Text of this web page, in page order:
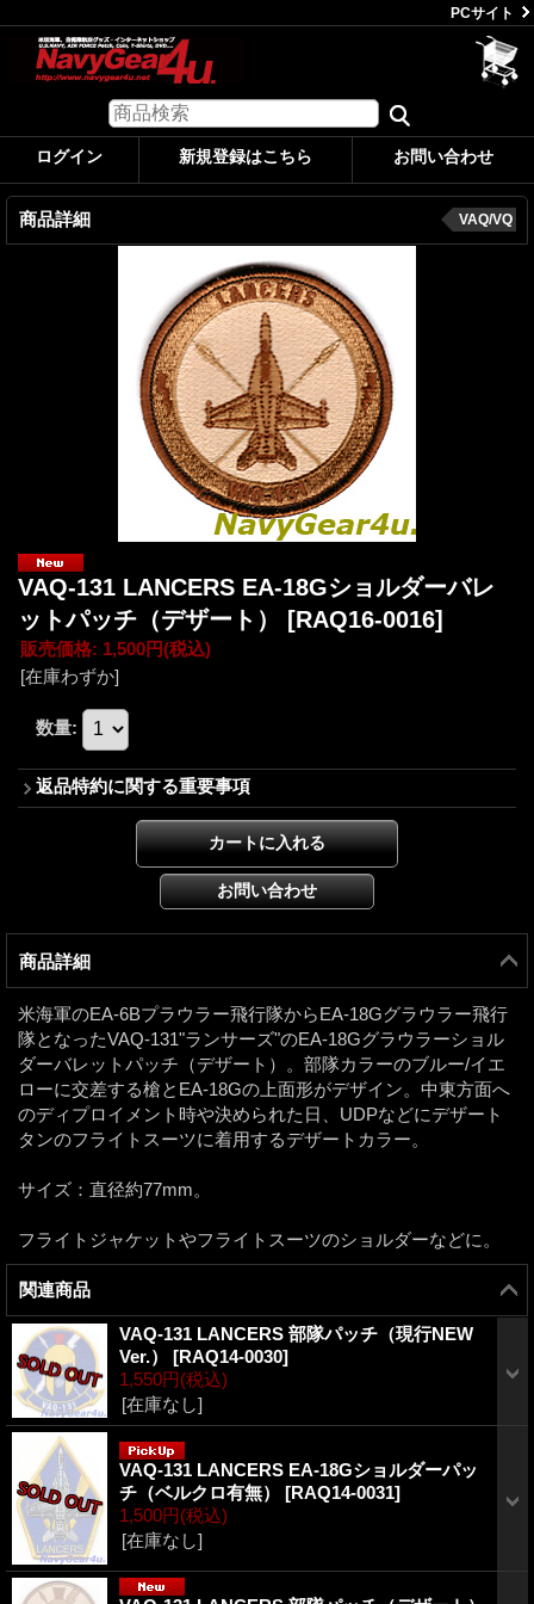
PCサイト
ログイン 新規登録はこちら お問い合わせ
商品詳細 VAQ/VQ
VAQ-131 LANCERS EA-18Gショルダーバレ
ットパッチ（デザート） [RAQ16-0016]
販売価格: 1,500円(税込)
[在庫わずか]
数量:
返品特約に関する重要事項
商品詳細
米海軍のEA-6Bプラウラー飛行隊からEA-18Gグラウラー飛行
隊となったVAQ-131"ランサーズ"のEA-18Gグラウラーショル
ダーバレットパッチ（デザート）。部隊カラーのブルー/イエ
ローに交差する槍とEA-18Gの上面形がデザイン。中東方面へ
のディプロイメント時や決められた日、UDPなどにデザート
タンのフライトスーツに着用するデザートカラー。
サイズ：直径約77mm。
フライトジャケットやフライトスーツのショルダーなどに。
関連商品
VAQ-131 LANCERS 部隊パッチ（現行NEW
Ver.） [RAQ14-0030]
1,550円(税込)
[在庫なし]
VAQ-131 LANCERS EA-18Gショルダーパッ
チ（ベルクロ有無） [RAQ14-0031]
1,500円(税込)
[在庫なし]